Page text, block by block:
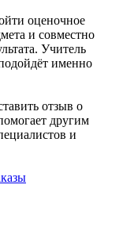
оценочное
и совместно
Учитель
именно
отзыв о
другим
и